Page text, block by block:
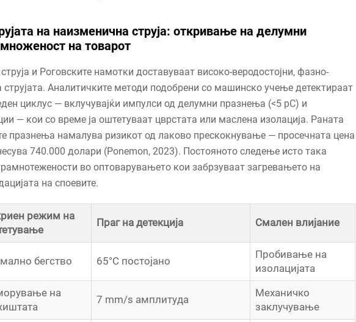
на наизменична струја: откривање на делумни
на товарот
и Роговските намотки доставуваат високо-веродостојни, фазно-
Аналитичките методи подобрени со машинско учење детектираат
циклус — вклучувајќи импулси од делумни празнења (<5 pC) и
— кои со време ја оштетуваат цврстата или маслена изолација. Раната
празнења намалува ризикот од лаково прескокнување — просечната цена
740.000 долари (Ponemon, 2023). Постояното следење исто така
во оптоварувањето кои забрзуваат загревањето на
на споевите.
режим на
Праг на детекција Смален влијание
бегство 65°C постојано
Пробивање на
изолацијата
на
7 mm/s амплитуда
Механичко
заклучување